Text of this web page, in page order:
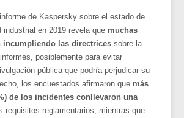
de Kaspersky sobre el estado de
industrial en 2019 revela que muchas
incumpliendo las directrices sobre la
posiblemente para evitar
pública que podría perjudicar su
los encuestados afirmaron que más
de los incidentes conllevaron una
requisitos reglamentarios, mientras que